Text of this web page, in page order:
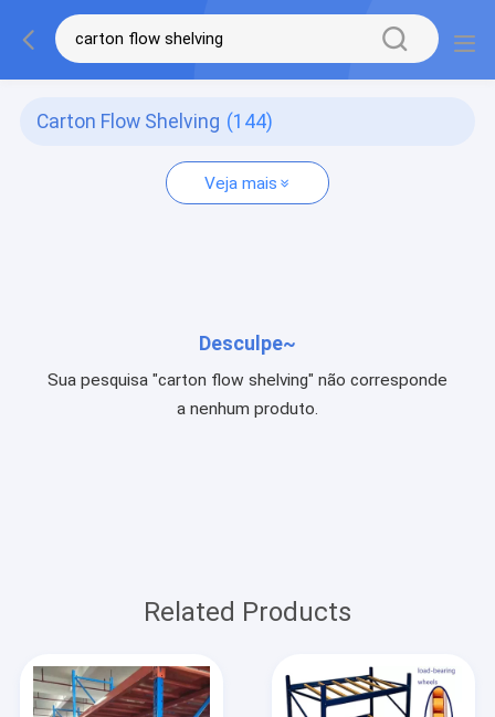
Carton Flow Shelving (144)
Veja mais
Desculpe~
Sua pesquisa "carton flow shelving" não corresponde
a nenhum produto.
Related Products